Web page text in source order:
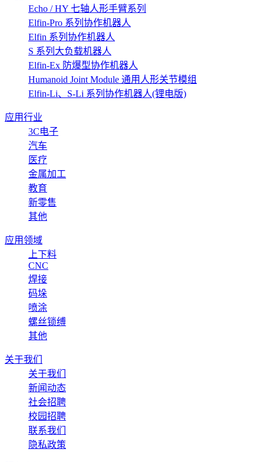
Echo / HY 七轴人形手臂系列
Elfin-Pro 系列协作机器人
Elfin 系列协作机器人
S 系列大负载机器人
Elfin-Ex 防爆型协作机器人
Humanoid Joint Module 通用人形关节模组
Elfin-Li、S-Li 系列协作机器人(锂电版)
应用行业
3C电子
汽车
医疗
金属加工
教育
新零售
其他
应用领域
上下料
CNC
焊接
码垛
喷涂
螺丝锁缚
其他
关于我们
关于我们
新闻动态
社会招聘
校园招聘
联系我们
隐私政策